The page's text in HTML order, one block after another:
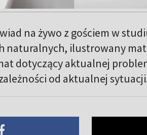
na żywo z gościem w
naturalnych, ilustrowany
dotyczący aktualnej
od aktualnej